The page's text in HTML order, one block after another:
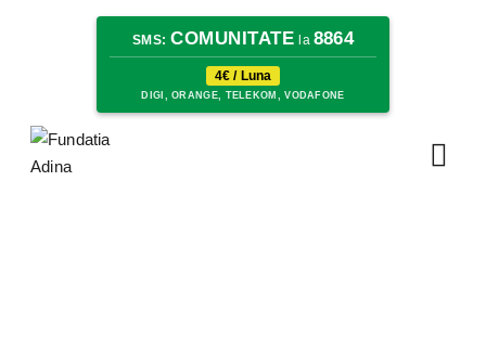
SMS: COMUNITATE la 8864
4€ / Luna
DIGI, ORANGE, TELEKOM, VODAFONE